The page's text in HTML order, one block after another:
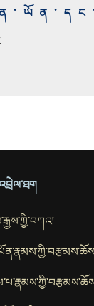
འབྲེལ་ཐག